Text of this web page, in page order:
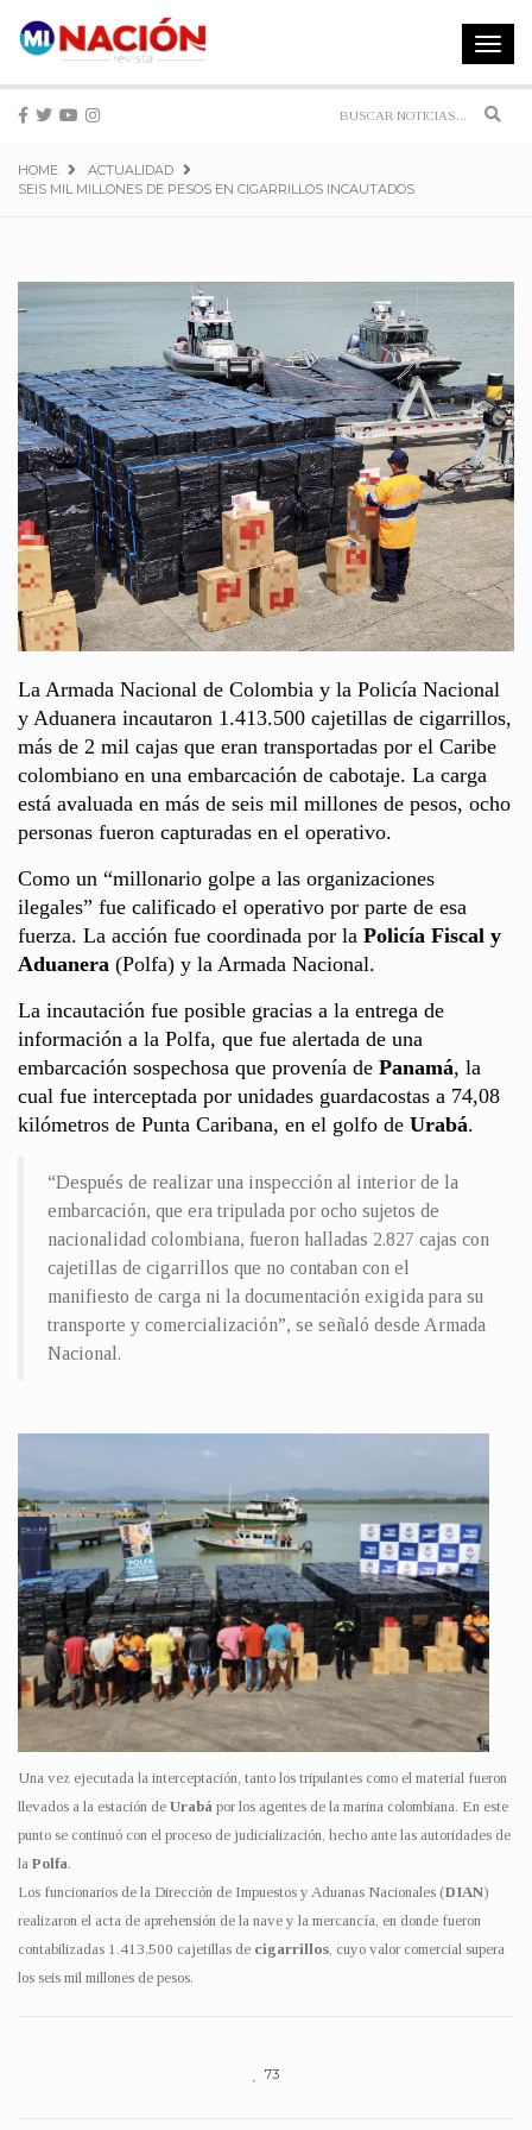
Toggle
HOME
ACTUALIDAD
SEIS MIL MILLONES DE PESOS EN CIGARRILLOS INCAUTADOS
La Armada Nacional de Colombia y la Policía Nacional
y Aduanera incautaron 1.413.500 cajetillas de cigarrillos,
más de 2 mil cajas que eran transportadas por el Caribe
colombiano en una embarcación de cabotaje. La carga
está avaluada en más de seis mil millones de pesos, ocho
personas fueron capturadas en el operativo.
Como un “millonario golpe a las organizaciones
ilegales” fue calificado el operativo por parte de esa
fuerza. La acción fue coordinada por la Policía Fiscal y
Aduanera (Polfa) y la Armada Nacional.
La incautación fue posible gracias a la entrega de
información a la Polfa, que fue alertada de una
embarcación sospechosa que provenía de Panamá, la
cual fue interceptada por unidades guardacostas a 74,08
kilómetros de Punta Caribana, en el golfo de Urabá.
“Después de realizar una inspección al interior de la
embarcación, que era tripulada por ocho sujetos de
nacionalidad colombiana, fueron halladas 2.827 cajas con
cajetillas de cigarrillos que no contaban con el
manifiesto de carga ni la documentación exigida para su
transporte y comercialización”, se señaló desde Armada
Nacional.
Una vez ejecutada la interceptación, tanto los tripulantes como el material fueron
llevados a la estación de Urabá por los agentes de la marina colombiana. En este
punto se continuó con el proceso de judicialización, hecho ante las autoridades de
la Polfa.
Los funcionarios de la Dirección de Impuestos y Aduanas Nacionales (DIAN)
realizaron el acta de aprehensión de la nave y la mercancía, en donde fueron
contabilizadas 1.413.500 cajetillas de cigarrillos , cuyo valor comercial supera
los seis mil millones de pesos.
73